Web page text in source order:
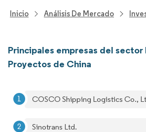
Inicio Análisis De Mercado
Principales empresas del
Proyectos de China
COSCO Shipping Logistics Co.,
Sinotrans Ltd.